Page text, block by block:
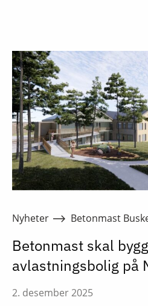
Nyheter Betonmast
Betonmast skal
avlastningsbolig på
2. desember 2025